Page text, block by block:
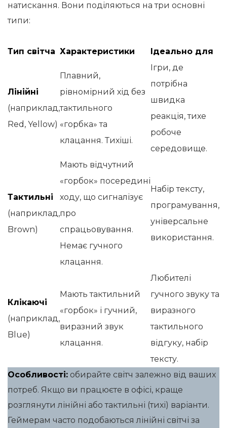
натискання. Вони поділяються на три основні
типи:
Тип світча Характеристики Ідеально для
Лінійні
(наприклад,
Red, Yellow)
Плавний,
рівномірний хід без
тактильного
«горбка» та
клацання. Тихіші.
Ігри, де
потрібна
швидка
реакція, тихе
робоче
середовище.
Тактильні
(наприклад,
Brown)
Мають відчутний
«горбок» посередині
ходу, що сигналізує
про
спрацьовування.
Немає гучного
клацання.
Набір тексту,
програмування,
універсальне
використання.
Клікаючі
(наприклад,
Blue)
Мають тактильний
«горбок» і гучний,
виразний звук
клацання.
Любителі
гучного звуку та
виразного
тактильного
відгуку, набір
тексту.
Особливості: обирайте світч залежно від ваших
потреб. Якщо ви працюєте в офісі, краще
розглянути лінійні або тактильні (тихі) варіанти.
Геймерам часто подобаються лінійні світчі за